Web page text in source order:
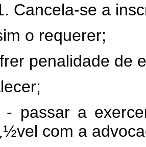
se a
o requerer;
penalidade de
a exercer,
com a